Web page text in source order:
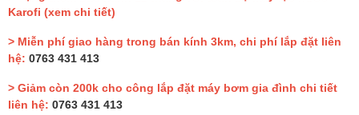
Karofi (xem chi tiết)
> Miễn phí giao hàng trong bán kính 3km, chi phí lắp đặt liên
hệ: 0763 431 413
> Giảm còn 200k cho công lắp đặt máy bơm gia đình chi tiết
liên hệ: 0763 431 413